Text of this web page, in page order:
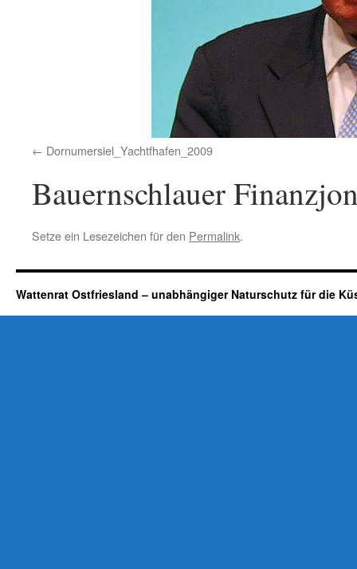
Dornumersiel_Yachtfhafen_2009
Bauernschlauer
Setze ein Lesezeichen für den Permalink.
Wattenrat Ostfriesland – unabhängiger Naturschutz für die